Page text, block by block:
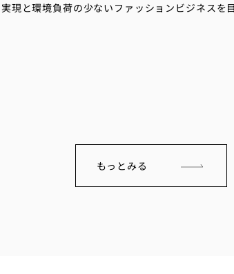
現と環境負荷の少ないファッションビジネスを
もっとみる